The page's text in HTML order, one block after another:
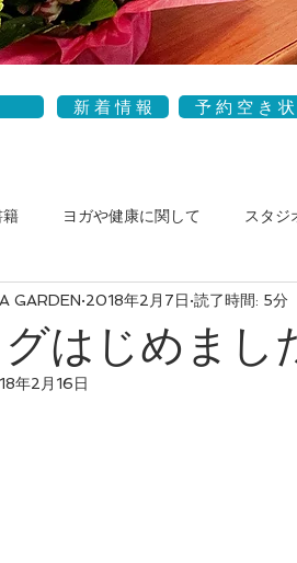
新 着 情 報 予 約 空 き
籍 ヨガや健康に関して スタジ
はじめまし
GARDEN 2018年2月7日 読了時間: 5分
年2月16日